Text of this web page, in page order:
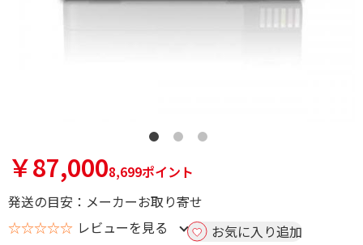
￥87,0008,699ポイント
発送の目安：メーカーお取り寄せ
☆☆☆☆☆ レビューを見る お気に入り追加